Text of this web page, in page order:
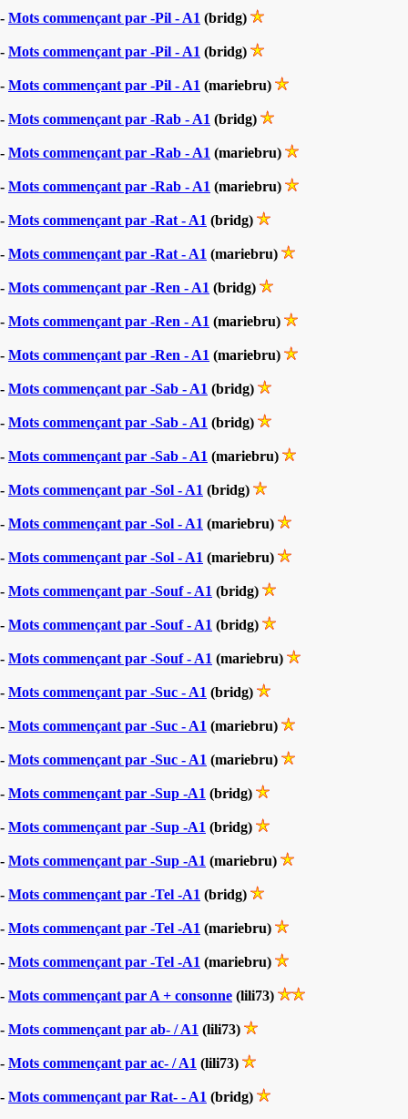
- Mots commençant par -Pil - A1 (bridg)
- Mots commençant par -Pil - A1 (bridg)
- Mots commençant par -Pil - A1 (mariebru)
- Mots commençant par -Rab - A1 (bridg)
- Mots commençant par -Rab - A1 (mariebru)
- Mots commençant par -Rab - A1 (mariebru)
- Mots commençant par -Rat - A1 (bridg)
- Mots commençant par -Rat - A1 (mariebru)
- Mots commençant par -Ren - A1 (bridg)
- Mots commençant par -Ren - A1 (mariebru)
- Mots commençant par -Ren - A1 (mariebru)
- Mots commençant par -Sab - A1 (bridg)
- Mots commençant par -Sab - A1 (bridg)
- Mots commençant par -Sab - A1 (mariebru)
- Mots commençant par -Sol - A1 (bridg)
- Mots commençant par -Sol - A1 (mariebru)
- Mots commençant par -Sol - A1 (mariebru)
- Mots commençant par -Souf - A1 (bridg)
- Mots commençant par -Souf - A1 (bridg)
- Mots commençant par -Souf - A1 (mariebru)
- Mots commençant par -Suc - A1 (bridg)
- Mots commençant par -Suc - A1 (mariebru)
- Mots commençant par -Suc - A1 (mariebru)
- Mots commençant par -Sup -A1 (bridg)
- Mots commençant par -Sup -A1 (bridg)
- Mots commençant par -Sup -A1 (mariebru)
- Mots commençant par -Tel -A1 (bridg)
- Mots commençant par -Tel -A1 (mariebru)
- Mots commençant par -Tel -A1 (mariebru)
- Mots commençant par A + consonne (lili73)
- Mots commençant par ab- / A1 (lili73)
- Mots commençant par ac- / A1 (lili73)
- Mots commençant par Rat- - A1 (bridg)